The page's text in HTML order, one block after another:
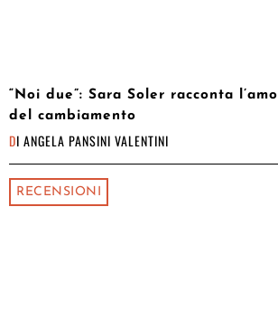
“Noi due”: Sara Soler racconta
del cambiamento
DI ANGELA PANSINI VALENTINI
RECENSIONI